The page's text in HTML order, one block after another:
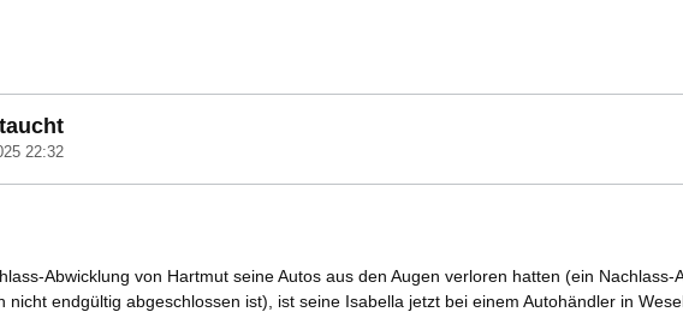
22:32
Abwicklung von Hartmut seine Autos aus den Augen verloren hatten (ein
endgültig abgeschlossen ist), ist seine Isabella jetzt bei einem Autohändler in